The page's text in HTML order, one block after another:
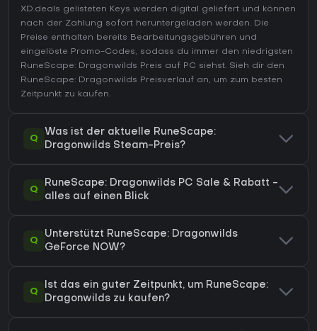
XD.deals gelisteten Keys werden digital geliefert und können
nach der Zahlung sofort heruntergeladen werden. Die
Preise enthalten bereits Bearbeitungsgebühren und
eingelöste Promo-Codes, sodass du immer den niedrigsten
RuneScape: Dragonwilds Preis auf PC siehst. Sieh dir den
RuneScape: Dragonwilds Preisverlauf an, um zum besten
Zeitpunkt zu kaufen.
Q
Was ist der aktuelle RuneScape:
Dragonwilds Steam-Preis?
Q
RuneScape: Dragonwilds PC Sale & Rabatt -
alles auf einen Blick
Q
Unterstützt RuneScape: Dragonwilds
GeForce NOW?
Q
Ist das ein guter Zeitpunkt, um RuneScape:
Dragonwilds zu kaufen?